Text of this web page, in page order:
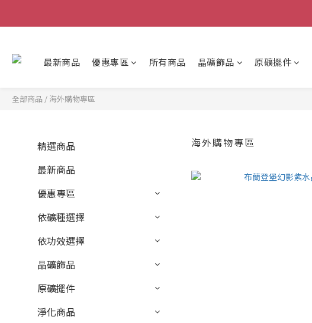
最新商品 優惠專區 所有商品 晶礦飾品 原礦擺件
全部商品 / 海外購物專區
精選商品
最新商品
優惠專區
依礦種選擇
依功效選擇
晶礦飾品
原礦擺件
淨化商品
海外購物專區